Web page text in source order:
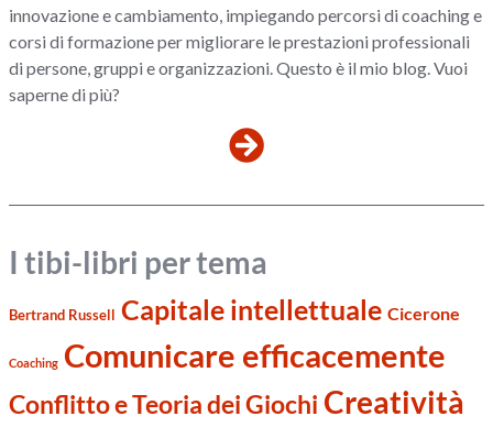
innovazione e cambiamento, impiegando percorsi di coaching e
corsi di formazione per migliorare le prestazioni professionali
di persone, gruppi e organizzazioni. Questo è il mio blog. Vuoi
saperne di più?
I tibi-libri per tema
Bertrand Russell Capitale intellettuale Cicerone
Coaching Comunicare efficacemente
Conflitto e Teoria dei Giochi Creatività